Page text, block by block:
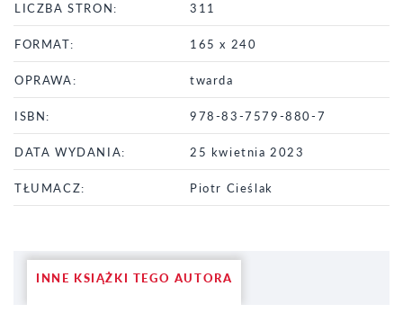
LICZBA STRON: 311
FORMAT: 165 x 240
OPRAWA: twarda
ISBN: 978-83-7579-880-7
DATA WYDANIA: 25 kwietnia 2023
TŁUMACZ: Piotr Cieślak
INNE KSIĄŻKI TEGO AUTORA